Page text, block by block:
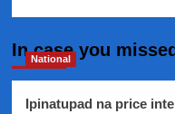
In case you
National
Ipinatupad na price